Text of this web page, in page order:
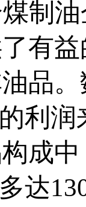
制油
有
品
利
成
达